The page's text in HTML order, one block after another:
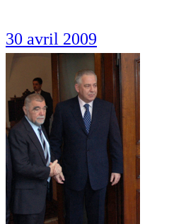
30 avril 2009